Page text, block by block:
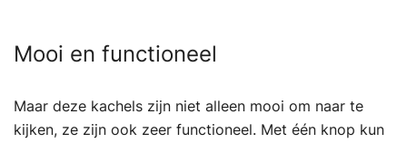
Mooi en functioneel
Maar deze kachels zijn niet alleen mooi om naar te
kijken, ze zijn ook zeer functioneel. Met één knop kun